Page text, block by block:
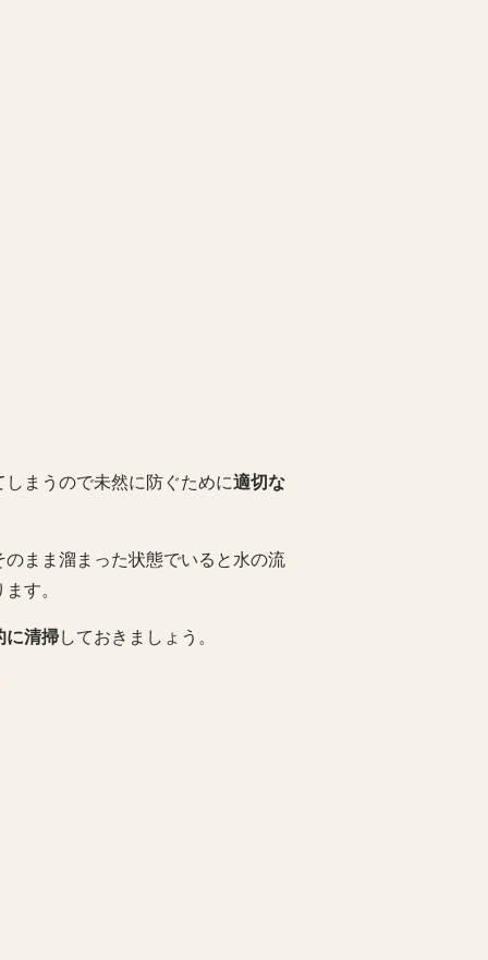
まうので未然に防ぐために適切な
まま溜まった状態でいると水の流
す。
に清掃しておきましょう。